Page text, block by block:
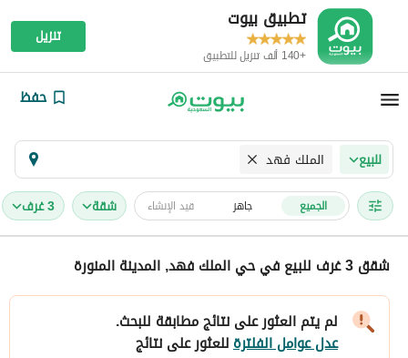
تطبيق بيوت
+140 ألف تنزيل للتطبيق
تنزيل
حفظ
للبيع الملك فهد
الجميع جاهز قيد الإنشاء شقة 3 غرف
شقق 3 غرف للبيع في حي الملك فهد, المدينة المنورة
لم يتم العثور على نتائج مطابقة للبحث.
عدل عوامل الفلترةللعثور على نتائج